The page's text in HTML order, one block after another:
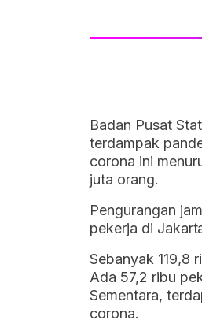
Badan Pusat
terdampak
corona ini
juta orang.
Pengurangan
pekerja di
Sebanyak 119,8
Ada 57,2 ribu
Sementara,
corona.